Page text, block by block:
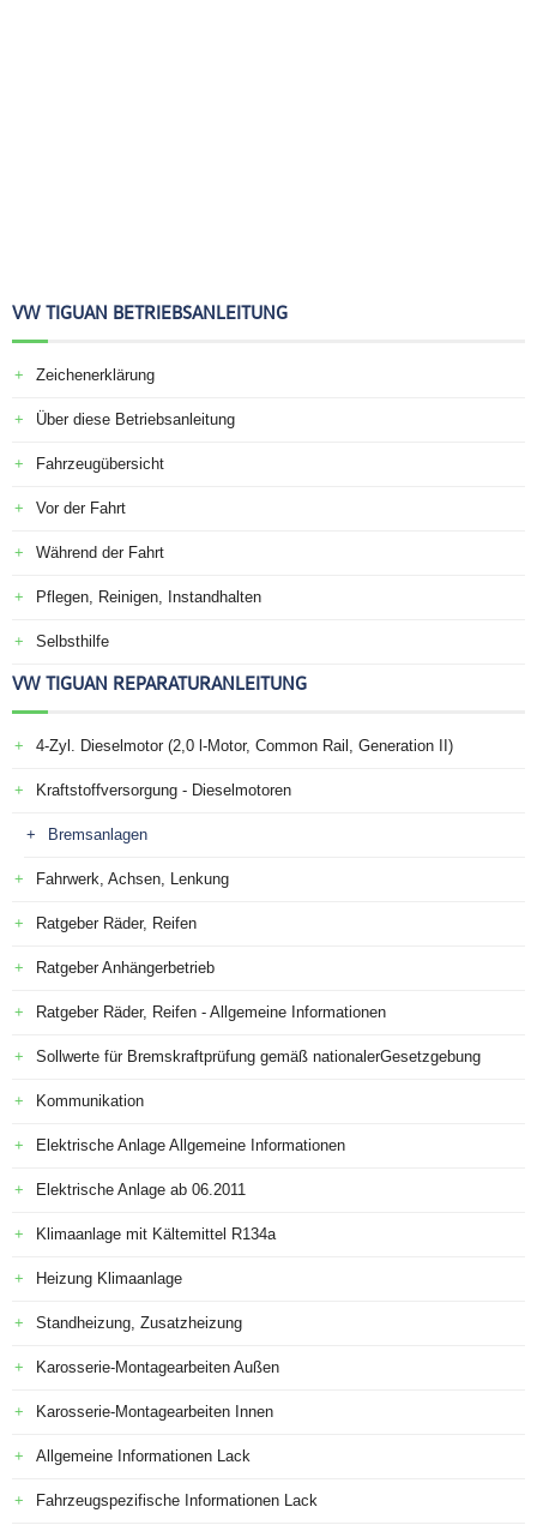
VW TIGUAN BETRIEBSANLEITUNG
Zeichenerklärung
Über diese Betriebsanleitung
Fahrzeugübersicht
Vor der Fahrt
Während der Fahrt
Pflegen, Reinigen, Instandhalten
Selbsthilfe
VW TIGUAN REPARATURANLEITUNG
4-Zyl. Dieselmotor (2,0 l-Motor, Common Rail, Generation II)
Kraftstoffversorgung - Dieselmotoren
Bremsanlagen
Fahrwerk, Achsen, Lenkung
Ratgeber Räder, Reifen
Ratgeber Anhängerbetrieb
Ratgeber Räder, Reifen - Allgemeine Informationen
Sollwerte für Bremskraftprüfung gemäß nationalerGesetzgebung
Kommunikation
Elektrische Anlage Allgemeine Informationen
Elektrische Anlage ab 06.2011
Klimaanlage mit Kältemittel R134a
Heizung Klimaanlage
Standheizung, Zusatzheizung
Karosserie-Montagearbeiten Außen
Karosserie-Montagearbeiten Innen
Allgemeine Informationen Lack
Fahrzeugspezifische Informationen Lack